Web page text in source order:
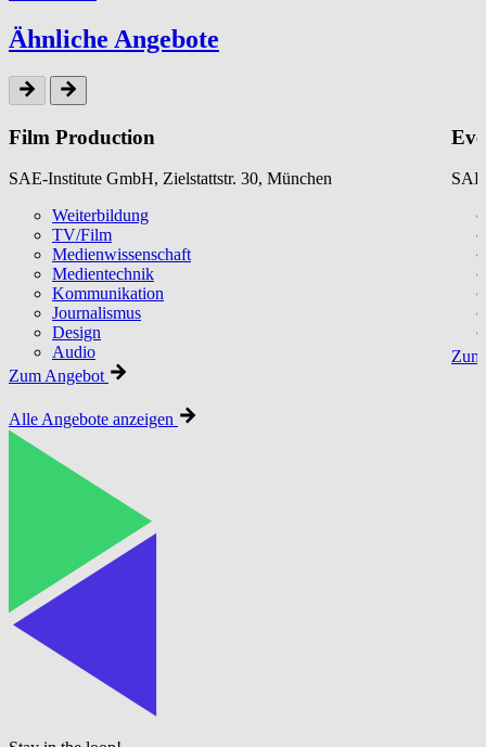
Ähnliche Angebote
Film Production
SAE-Institute GmbH, Zielstattstr. 30, München
Weiterbildung
TV/Film
Medienwissenschaft
Medientechnik
Kommunikation
Journalismus
Design
Audio
Zum Angebot
Alle Angebote anzeigen